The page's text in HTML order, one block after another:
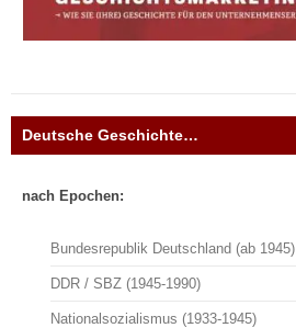
Deutsche Geschichte…
nach Epochen:
Bundesrepublik Deutschland (ab 1945)
DDR / SBZ (1945-1990)
Nationalsozialismus (1933-1945)